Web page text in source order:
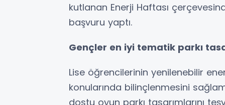
kutlanan Enerji Haftası
başvuru yaptı.
Gençler en iyi tematik parkı
Lise öğrencilerinin yenilenebilir
konularında bilinçlenmesini
dostu oyun parkı tasarımlarını